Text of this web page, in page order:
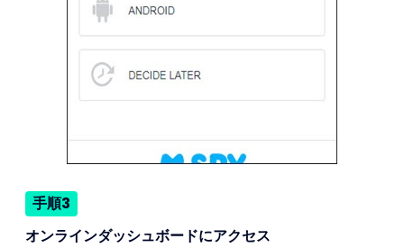
手順3
オンラインダッシュボードにアクセス